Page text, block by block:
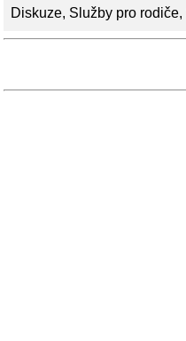
Diskuze, Služby pro rodiče,